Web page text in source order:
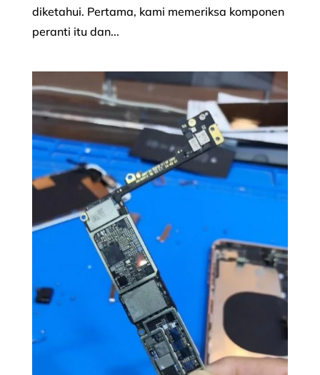
diketahui. Pertama, kami memeriksa komponen
peranti itu dan...